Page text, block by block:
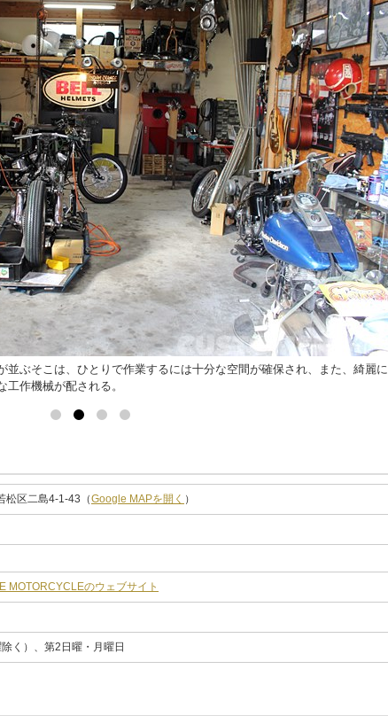
並ぶそこは、ひとりで作業するには十分な空間が確保され、また、綺麗に
作機械が配される。
松区二島4-1-43（Google MAPを開く ）
MOTORCYCLEのウェブサイト
く）、第2日曜・月曜日